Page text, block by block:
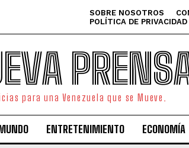
SOBRE NOSOTROS
POLÍTICA DE PRIVACIDAD
para una Venezuela que se Mueve.
ENTRETENIMIENTO ECONOMÍA